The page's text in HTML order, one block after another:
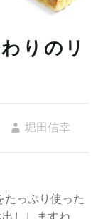
りのリ
堀田信幸
たっぷり使った
ししますね。